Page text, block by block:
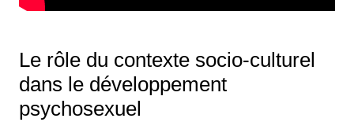
Le rôle du contexte socio-culturel
dans le développement
psychosexuel